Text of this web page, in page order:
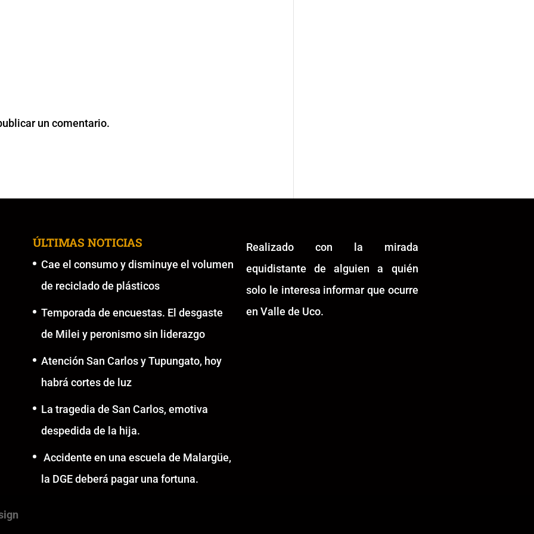
un comentario.
ÚLTIMAS NOTICIAS
Cae el consumo y disminuye el volumen
de reciclado de plásticos
Temporada de encuestas. El desgaste
de Milei y peronismo sin liderazgo
Atención San Carlos y Tupungato, hoy
habrá cortes de luz
La tragedia de San Carlos, emotiva
despedida de la hija.
Accidente en una escuela de Malargüe,
la DGE deberá pagar una fortuna.
Realizado con la mirada
equidistante de alguien a quién
solo le interesa informar que ocurre
en Valle de Uco.